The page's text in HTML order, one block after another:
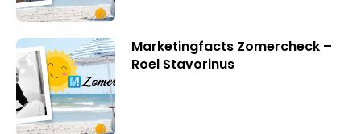
Marketingfacts Zomercheck –
Roel Stavorinus